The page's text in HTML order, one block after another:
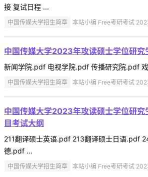
接 复试日程 ...
中国传媒大学招生简章 本站小编 Free考研考试
中国传媒大学2023年攻读硕士学位研究
新闻学院.pdf 电视学院.pdf 传播研究院.pdf
中国传媒大学招生简章 本站小编 Free考研考试
中国传媒大学2023年攻读硕士学位研究
目考试大纲
211翻译硕士英语.pdf 213翻译硕士日语.pdf
德.pdf ...
中国传媒大学招生简章 本站小编 Free考研考试